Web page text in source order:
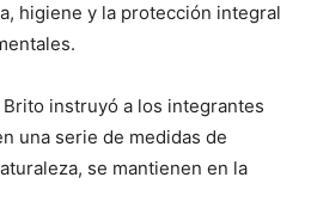
higiene y la protección integral
instruyó a los integrantes
una serie de medidas de
se mantienen en la